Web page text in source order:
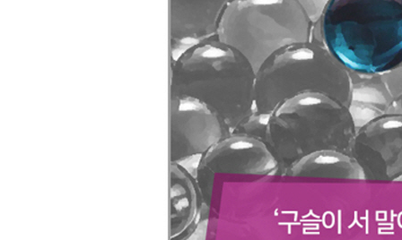
CHAPTER 11 자바스크립트 스크레이핑
__11.1.1 널리 쓰이는 자바스크립트 라이브러리
11.2 Ajax와 DHTML
__11.2.1 셀레니움으로 파이썬에서 자바스크립트
__11.2.2 그 밖의 셀레니움 웹드라이버
11.3 리다이렉트 처리
11.4 자바스크립트에 대한 마지막 노트
CHAPTER 12 API를 통한 크롤링